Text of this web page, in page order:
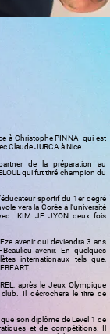
à Christophe PINNA qui est
Claude JURCA à Nice.
de la préparation au
qui fut titré champion du
sportif du 1er degré
vers la Corée à l’université
KIM JE JYON deux fois
avenir qui deviendra 3 ans
avenir. En quelques
internationaux tels que,
après le Jeux Olympique
Il décrochera le titre de
son diplôme de Level 1 de
et de compétitions. Il